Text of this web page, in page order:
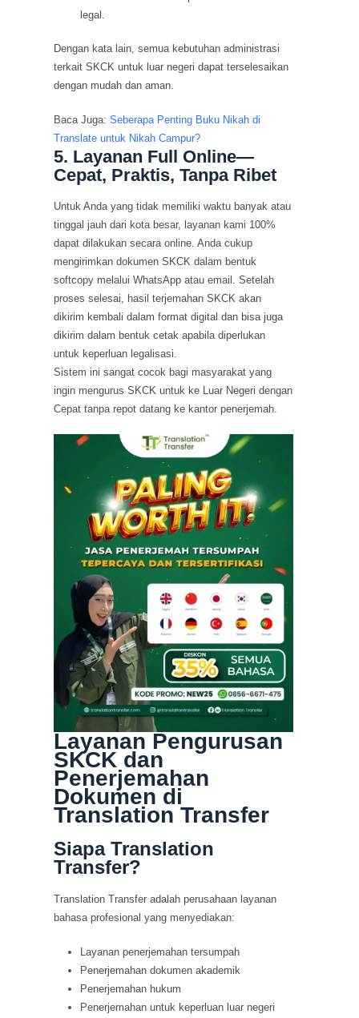
legal.
Dengan kata lain, semua kebutuhan administrasi
terkait SKCK untuk luar negeri dapat terselesaikan
dengan mudah dan aman.
Baca Juga:Seberapa Penting Buku Nikah di
Translate untuk Nikah Campur?
5. Layanan Full Online—
Cepat, Praktis, Tanpa Ribet
Untuk Anda yang tidak memiliki waktu banyak atau
tinggal jauh dari kota besar, layanan kami 100%
dapat dilakukan secara online. Anda cukup
mengirimkan dokumen SKCK dalam bentuk
softcopy melalui WhatsApp atau email. Setelah
proses selesai, hasil terjemahan SKCK akan
dikirim kembali dalam format digital dan bisa juga
dikirim dalam bentuk cetak apabila diperlukan
untuk keperluan legalisasi.
Sistem ini sangat cocok bagi masyarakat yang
ingin mengurus SKCK untuk ke Luar Negeri dengan
Cepat tanpa repot datang ke kantor penerjemah.
Layanan Pengurusan
SKCK dan
Penerjemahan
Dokumen di
Translation Transfer
Siapa Translation
Transfer?
Translation Transfer adalah perusahaan layanan
bahasa profesional yang menyediakan:
Layanan penerjemahan tersumpah
Penerjemahan dokumen akademik
Penerjemahan hukum
Penerjemahan untuk keperluan luar negeri